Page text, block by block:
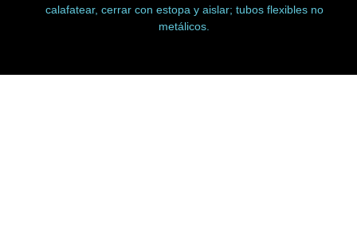
calafatear, cerrar con estopa y aislar; tubos flexibles no
metálicos.